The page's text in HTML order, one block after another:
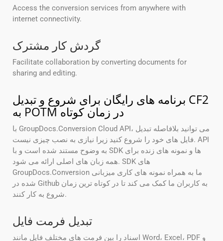
Access the conversion services from anywhere with
internet connectivity.
گردش کار مشترک
Facilitate collaboration by converting documents for
sharing and editing.
برنامه های رایگان برای شروع و تبدیل CF2
به POTM در زمان کوتاه
با GroupDocs.Conversion Cloud API، می توانید بلافاصله تبدیل
فایل های خود را شروع کنید زیرا نیازی به نصب چیزی نیست. API
به وضوح مستند شده است و با SDK ها و نمونه های زنده برای
همه زبان های اصلی ارائه می شود. SDK های
GroupDocs.Conversion ما به همراه نمونه های کاری میزبانی
شده در Github به کاربران ما کمک می کند تا در کوتاه ترین زمان
شروع به کار کنند.
تبدیل فرمت فایل
اسناد را بین فرمت های مختلف فایل مانند Word، Excel، PDF و